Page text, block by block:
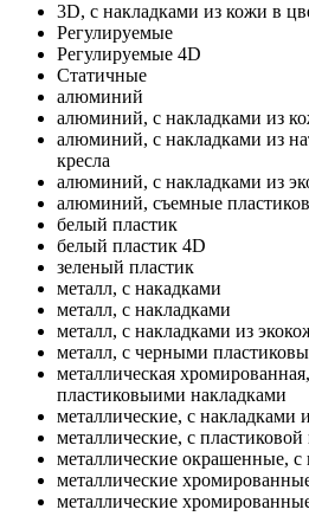
3D, с накладками из кожи в
Регулируемые
Регулируемые 4D
Статичные
алюминий
алюминий, с накладками из
алюминий, с накладками из
кресла
алюминий, с накладками из
алюминий, съемные
белый пластик
белый пластик 4D
зеленый пластик
металл, с накадками
металл, с накладками
металл, с накладками из
металл, с черными
металлическая
пластиковыими накладками
металлические, с накладками
металлические, с пластиковой
металлические окрашенные, с
металлические
металлические